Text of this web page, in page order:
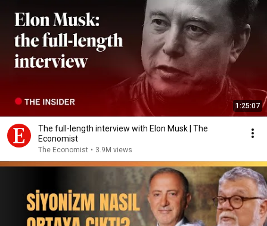
1:25:07
The full-length interview with Elon Musk | The
Economist
The Economist • 3.9M views